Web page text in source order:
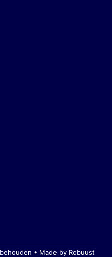
• Made by Robuust